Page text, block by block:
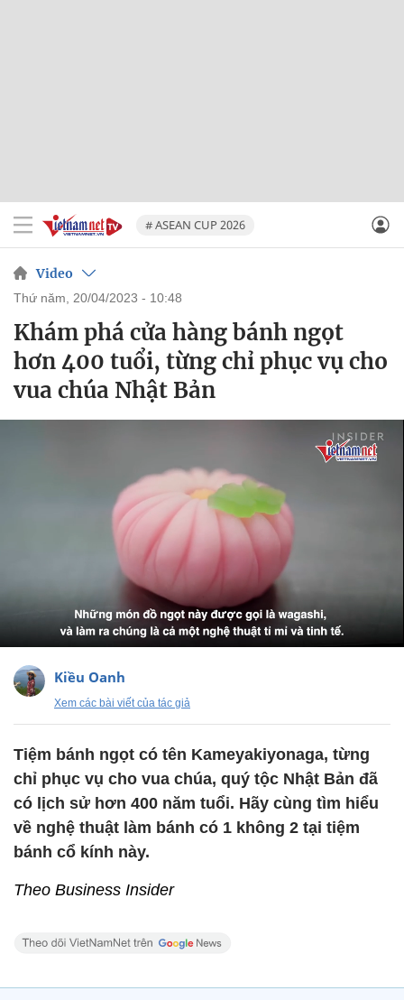
# ASEAN CUP 2026
Video
thứ năm, 20/04/2023 - 10:48
Khám phá cửa hàng bánh ngọt
hơn 400 tuổi, từng chỉ phục vụ cho
vua chúa Nhật Bản
Kiều Oanh
Xem các bài viết của tác giả
Tiệm bánh ngọt có tên Kameyakiyonaga, từng
chỉ phục vụ cho vua chúa, quý tộc Nhật Bản đã
có lịch sử hơn 400 năm tuổi. Hãy cùng tìm hiểu
về nghệ thuật làm bánh có 1 không 2 tại tiệm
bánh cổ kính này.
Theo Business Insider